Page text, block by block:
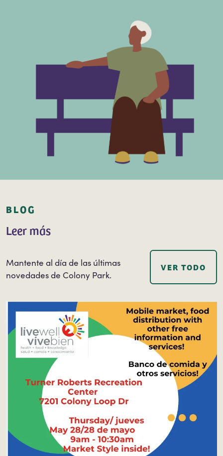
BLOG
Leer más
Mantente al día de las últimas
novedades de Colony Park.
VER TODO